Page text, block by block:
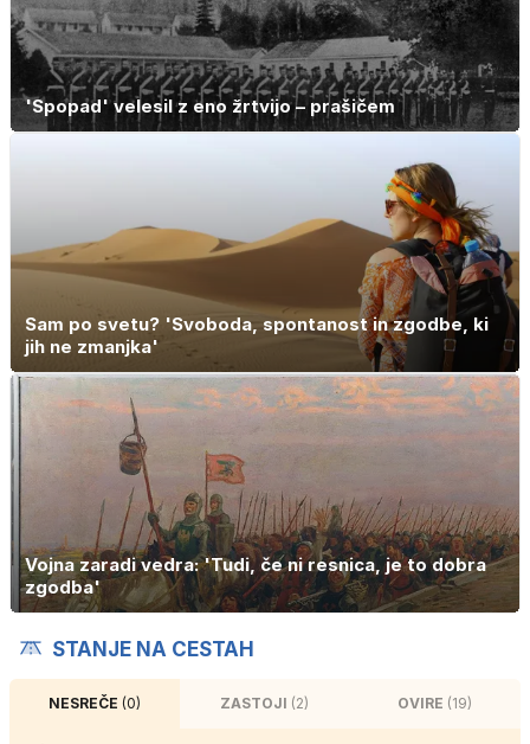
'Spopad' velesil z eno žrtvijo – prašičem
Sam po svetu? 'Svoboda, spontanost in zgodbe, ki
jih ne zmanjka'
Vojna zaradi vedra: 'Tudi, če ni resnica, je to dobra
zgodba'
STANJE NA CESTAH
NESREČE (0) ZASTOJI (2) OVIRE (19)